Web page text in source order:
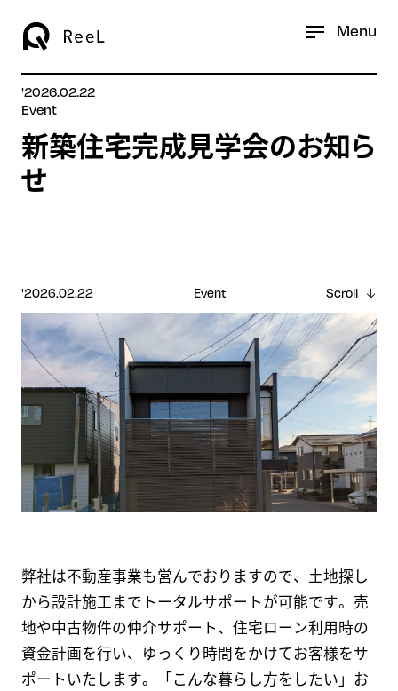
Menu
'2026.02.22
Event
新築住宅完成見学会のお知ら
せ
'2026.02.22 Event Scroll
弊社は不動産事業も営んでおりますので、土地探し
から設計施工までトータルサポートが可能です。売
地や中古物件の仲介サポート、住宅ローン利用時の
資金計画を行い、ゆっくり時間をかけてお客様をサ
ポートいたします。「こんな暮らし方をしたい」お